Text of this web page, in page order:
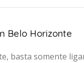
Belo Horizonte
basta somente